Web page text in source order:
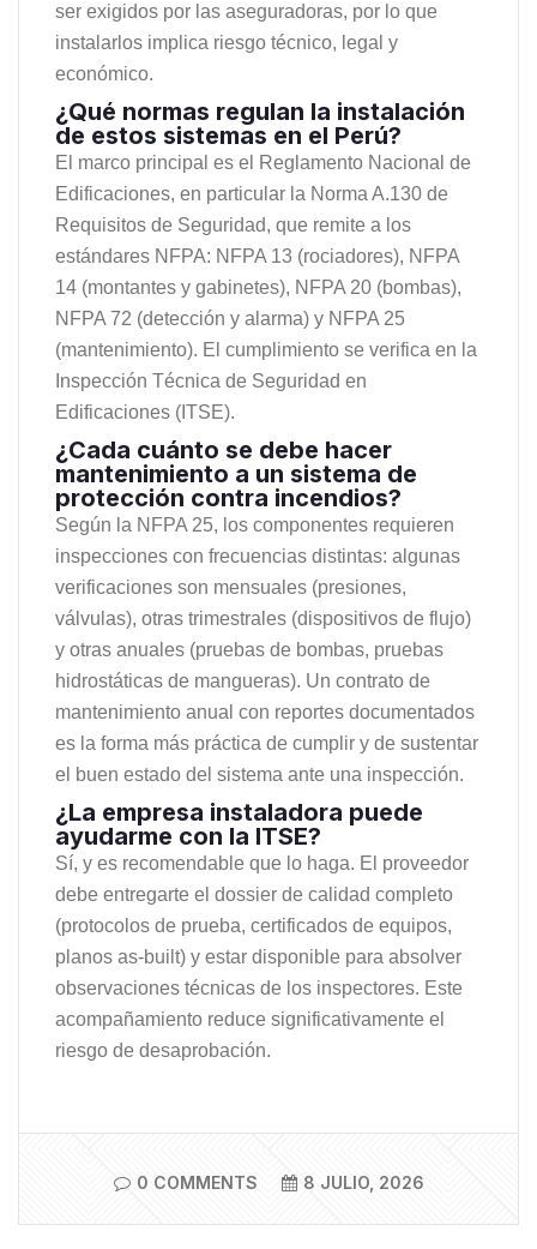
ser exigidos por las aseguradoras, por lo que
instalarlos implica riesgo técnico, legal y
económico.
¿Qué normas regulan la instalación
de estos sistemas en el Perú?
El marco principal es el Reglamento Nacional de
Edificaciones, en particular la Norma A.130 de
Requisitos de Seguridad, que remite a los
estándares NFPA: NFPA 13 (rociadores), NFPA
14 (montantes y gabinetes), NFPA 20 (bombas),
NFPA 72 (detección y alarma) y NFPA 25
(mantenimiento). El cumplimiento se verifica en la
Inspección Técnica de Seguridad en
Edificaciones (ITSE).
¿Cada cuánto se debe hacer
mantenimiento a un sistema de
protección contra incendios?
Según la NFPA 25, los componentes requieren
inspecciones con frecuencias distintas: algunas
verificaciones son mensuales (presiones,
válvulas), otras trimestrales (dispositivos de flujo)
y otras anuales (pruebas de bombas, pruebas
hidrostáticas de mangueras). Un contrato de
mantenimiento anual con reportes documentados
es la forma más práctica de cumplir y de sustentar
el buen estado del sistema ante una inspección.
¿La empresa instaladora puede
ayudarme con la ITSE?
Sí, y es recomendable que lo haga. El proveedor
debe entregarte el dossier de calidad completo
(protocolos de prueba, certificados de equipos,
planos as-built) y estar disponible para absolver
observaciones técnicas de los inspectores. Este
acompañamiento reduce significativamente el
riesgo de desaprobación.
0 COMMENTS 8 JULIO, 2026